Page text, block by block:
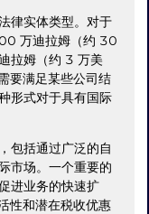
律实体类型。对于
万迪拉姆（约 30
拉姆（约 3 万美
要满足某些公司结
形式对于具有国际
包括通过广泛的自
市场。一个重要的
进业务的快速扩
性和潜在税收优惠